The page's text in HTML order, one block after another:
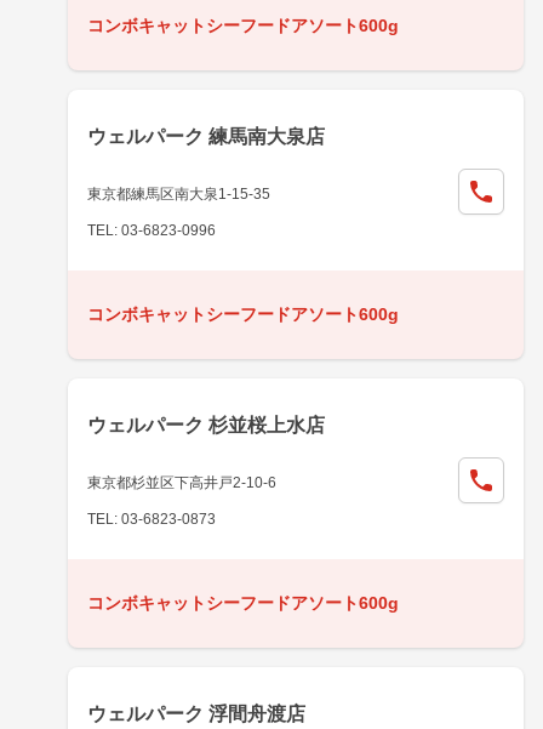
コンボキャットシーフードアソート600g
ウェルパーク 練馬南大泉店
東京都練馬区南大泉1-15-35
TEL: 03-6823-0996
コンボキャットシーフードアソート600g
ウェルパーク 杉並桜上水店
東京都杉並区下高井戸2-10-6
TEL: 03-6823-0873
コンボキャットシーフードアソート600g
ウェルパーク 浮間舟渡店